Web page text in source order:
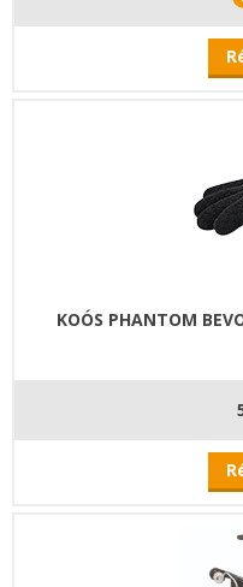
KOÓS PHANTOM